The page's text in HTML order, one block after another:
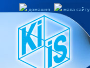
домашня мапа сайту